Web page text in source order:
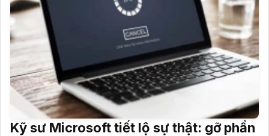
Kỹ sư Microsoft tiết lộ sự thật: gỡ phần